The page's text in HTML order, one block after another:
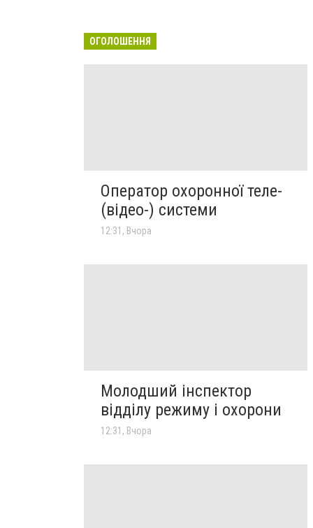
ОГОЛОШЕННЯ
Оператор охоронної теле-
(відео-) системи
12:31, Вчора
Молодший інспектор
відділу режиму і охорони
12:31, Вчора